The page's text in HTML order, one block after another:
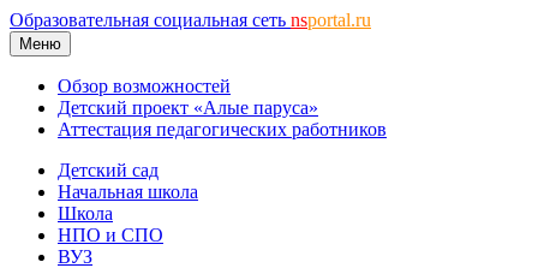
Образовательная социальная сеть nsportal.ru
Меню
Обзор возможностей
Детский проект «Алые паруса»
Аттестация педагогических работников
Детский сад
Начальная школа
Школа
НПО и СПО
ВУЗ